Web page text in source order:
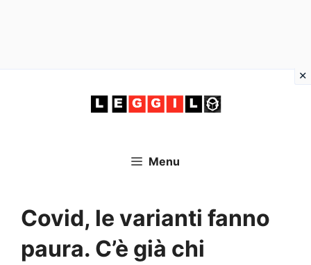
Menu
Covid, le varianti fanno
paura. C’è già chi